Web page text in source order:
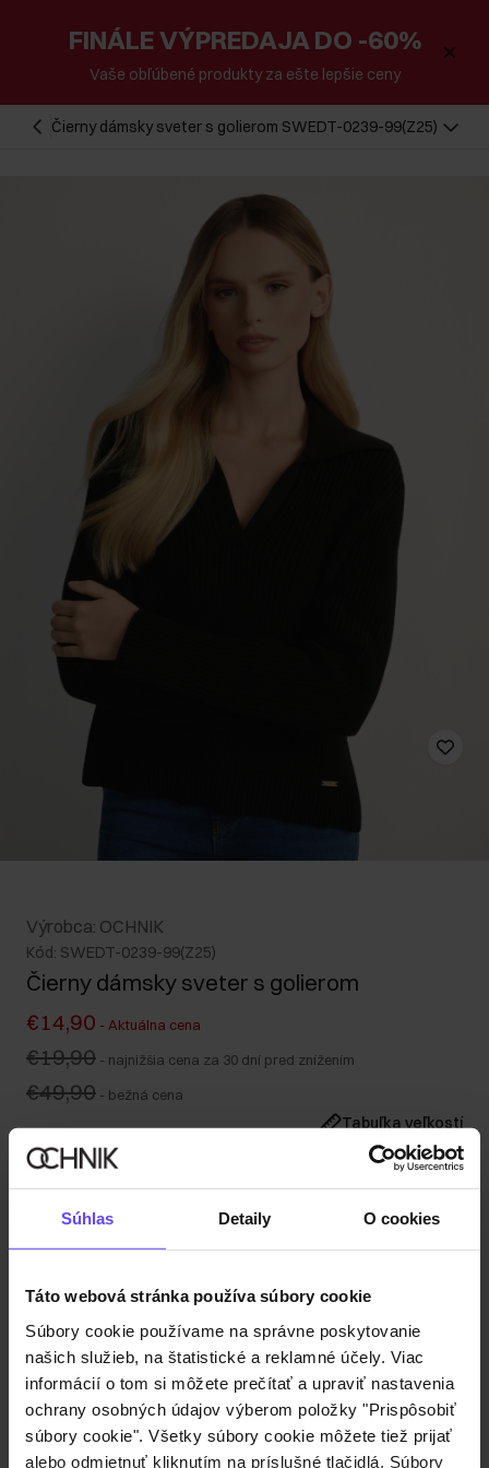
Súhlas Detaily O cookies
Táto webová stránka používa súbory cookie
Súbory cookie používame na správne poskytovanie
našich služieb, na štatistické a reklamné účely. Viac
informácií o tom si môžete prečítať a upraviť nastavenia
ochrany osobných údajov výberom položky "Prispôsobiť
súbory cookie". Všetky súbory cookie môžete tiež prijať
alebo odmietnuť kliknutím na príslušné tlačidlá. Súbory
FINÁLE VÝPREDAJA DO -60%
Vaše obľúbené produkty za ešte lepšie ceny
Čierny dámsky sveter s golierom SWEDT-0239-99(Z25)
Výrobca: OCHNIK
Kód: SWEDT-0239-99(Z25)
Čierny dámsky sveter s golierom
€14,90 - Aktuálna cena
€19,90 - najnižšia cena za 30 dní pred znížením
€49,90 - bežná cena
Tabuľka veľkostí
Vyberte veľkosť
Odoslanie do 1 pracovného dňa
Detaily
Zloženie